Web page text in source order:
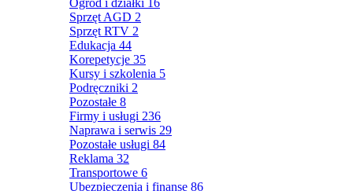
Ogród i działki 16
Sprzęt AGD 2
Sprzęt RTV 2
Edukacja 44
Korepetycje 35
Kursy i szkolenia 5
Podręczniki 2
Pozostałe 8
Firmy i usługi 236
Naprawa i serwis 29
Pozostałe usługi 84
Reklama 32
Transportowe 6
Ubezpieczenia i finanse 86